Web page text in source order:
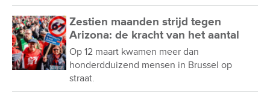
Zestien maanden strijd tegen
Arizona: de kracht van het aantal
Op 12 maart kwamen meer dan
honderdduizend mensen in Brussel op
straat.